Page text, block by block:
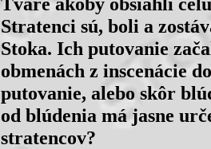
Stratenci sú, boli a
Stoka. Ich putovanie
obmenách z inscenácie
putovanie, alebo skôr
od blúdenia má jasne
stratencov?